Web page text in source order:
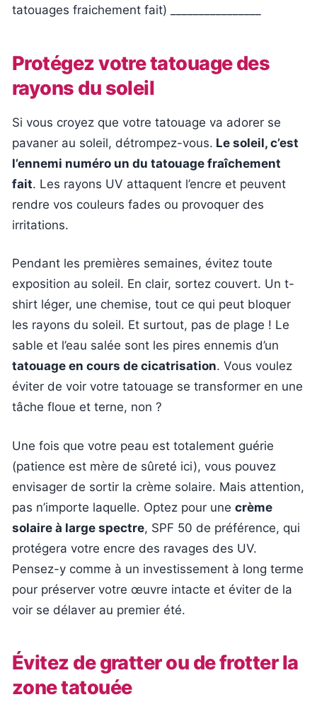
tatouages fraichement fait) ________________
Protégez votre tatouage des
rayons du soleil
Si vous croyez que votre tatouage va adorer se
pavaner au soleil, détrompez-vous. Le soleil, c’est
l’ennemi numéro un du tatouage fraîchement
fait. Les rayons UV attaquent l’encre et peuvent
rendre vos couleurs fades ou provoquer des
irritations.
Pendant les premières semaines, évitez toute
exposition au soleil. En clair, sortez couvert. Un t-
shirt léger, une chemise, tout ce qui peut bloquer
les rayons du soleil. Et surtout, pas de plage ! Le
sable et l’eau salée sont les pires ennemis d’un
tatouage en cours de cicatrisation. Vous voulez
éviter de voir votre tatouage se transformer en une
tâche floue et terne, non ?
Une fois que votre peau est totalement guérie
(patience est mère de sûreté ici), vous pouvez
envisager de sortir la crème solaire. Mais attention,
pas n’importe laquelle. Optez pour une crème
solaire à large spectre, SPF 50 de préférence, qui
protégera votre encre des ravages des UV.
Pensez-y comme à un investissement à long terme
pour préserver votre œuvre intacte et éviter de la
voir se délaver au premier été.
Évitez de gratter ou de frotter la
zone tatouée